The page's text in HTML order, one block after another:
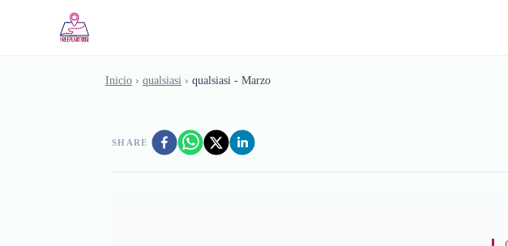
Inicio › qualsiasi › qualsiasi - Marzo
SHARE